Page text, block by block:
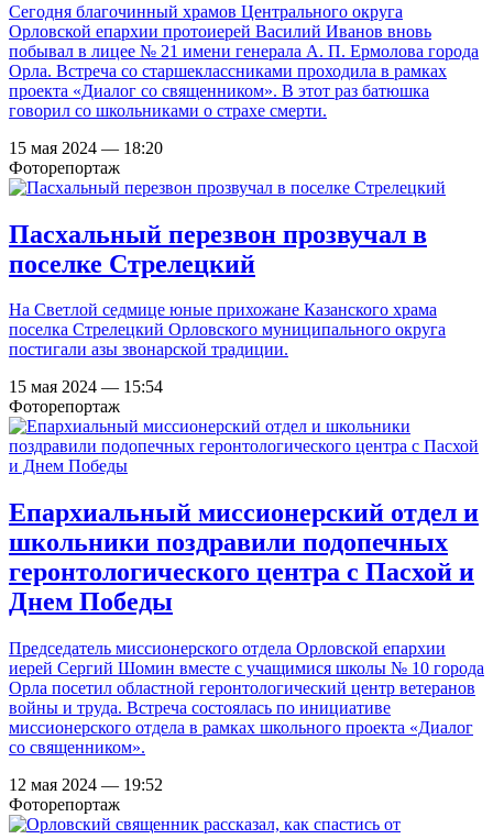
Сегодня благочинный храмов Центрального округа
Орловской епархии протоиерей Василий Иванов вновь
побывал в лицее № 21 имени генерала А. П. Ермолова города
Орла. Встреча со старшеклассниками проходила в рамках
проекта «Диалог со священником». В этот раз батюшка
говорил со школьниками о страхе смерти.
15 мая 2024 — 18:20
Фоторепортаж
Пасхальный перезвон прозвучал в
поселке Стрелецкий
На Светлой седмице юные прихожане Казанского храма
поселка Стрелецкий Орловского муниципального округа
постигали азы звонарской традиции.
15 мая 2024 — 15:54
Фоторепортаж
Епархиальный миссионерский отдел и
школьники поздравили подопечных
геронтологического центра с Пасхой и
Днем Победы
Председатель миссионерского отдела Орловской епархии
иерей Сергий Шомин вместе с учащимися школы № 10 города
Орла посетил областной геронтологический центр ветеранов
войны и труда. Встреча состоялась по инициативе
миссионерского отдела в рамках школьного проекта «Диалог
со священником».
12 мая 2024 — 19:52
Фоторепортаж